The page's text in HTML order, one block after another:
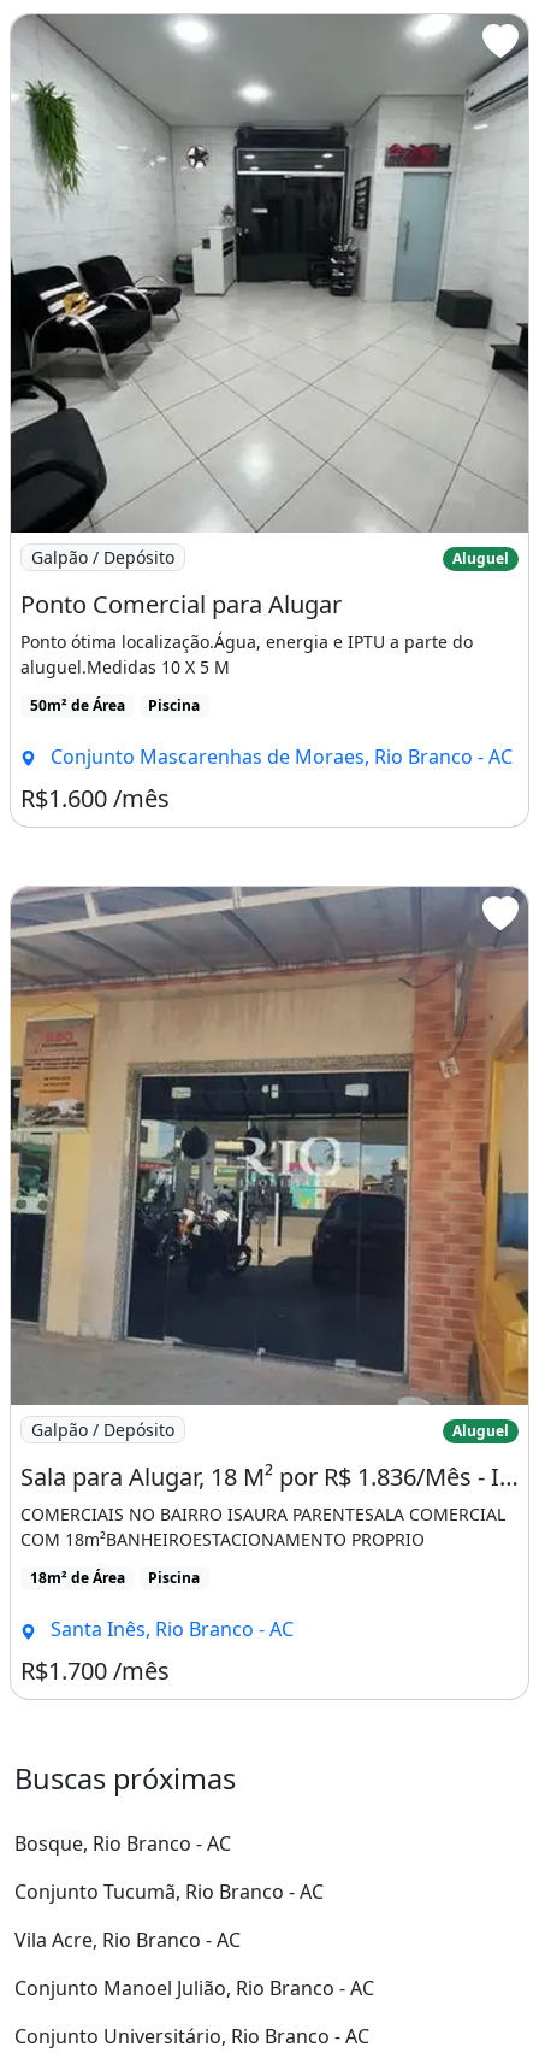
Imagem: Ponto Comercial para Alugar
Galpão / Depósito Aluguel
Ponto Comercial para Alugar
Ponto ótima localização.Água, energia e IPTU a parte do
aluguel.Medidas 10 X 5 M
50m² de Área Piscina
Conjunto Mascarenhas de Moraes, Rio Branco - AC
R$1.600 /mês
Imagem: Sala para Alugar, 18 M² por R$ 1.836/Mês
Galpão / Depósito Aluguel
Sala para Alugar, 18 M² por R$ 1.836/Mês - Izaura Parente - Rio Branco/Ac
COMERCIAIS NO BAIRRO ISAURA PARENTESALA COMERCIAL
COM 18m²BANHEIROESTACIONAMENTO PROPRIO
18m² de Área Piscina
Santa Inês, Rio Branco - AC
R$1.700 /mês
Buscas próximas
Bosque, Rio Branco - AC
Conjunto Tucumã, Rio Branco - AC
Vila Acre, Rio Branco - AC
Conjunto Manoel Julião, Rio Branco - AC
Conjunto Universitário, Rio Branco - AC